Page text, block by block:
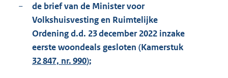
−
de brief van de Minister voor
Volkshuisvesting en Ruimtelijke
Ordening d.d. 23 december 2022 inzake
eerste woondeals gesloten (Kamerstuk
32 847, nr. 990);